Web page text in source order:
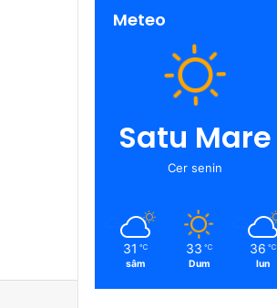
Meteo
Satu Mare
Cer senin
31 ℃
sâm
33 ℃
Dum
36 ℃
lun